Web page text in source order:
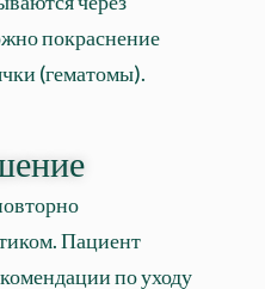
покраснение
(гематомы).
Пациент
по уходу